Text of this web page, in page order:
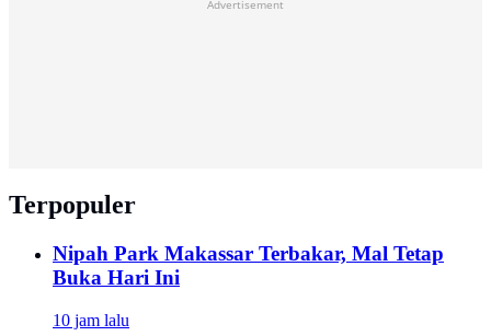
Advertisement
Terpopuler
Nipah Park Makassar Terbakar, Mal Tetap
Buka Hari Ini
10 jam lalu